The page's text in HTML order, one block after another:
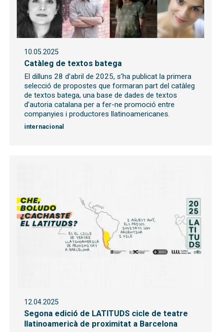
10.05.2025
Catàleg de textos batega
El dilluns 28 d’abril de 2025, s’ha publicat la primera
selecció de propostes que formaran part del catàleg
de textos batega, una base de dades de textos
d’autoria catalana per a fer-ne promoció entre
companyies i productores llatinoamericanes.
internacional
12.04.2025
Segona edició de LATITUDS cicle de teatre
llatinoamericà de proximitat a Barcelona